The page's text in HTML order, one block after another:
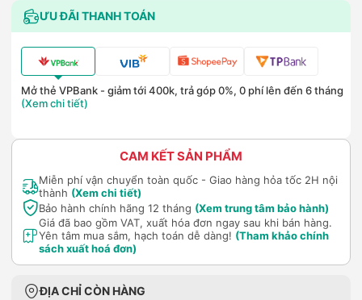
ƯU ĐÃI THANH TOÁN
Mở thẻ VPBank - giảm tới 400k, trả góp 0%, 0 phí lên đến 6 tháng
(Xem chi tiết)
CAM KẾT SẢN PHẨM
Miễn phí vận chuyển toàn quốc - Giao hàng hỏa tốc 2H nội
thành (Xem chi tiết)
Bảo hành chính hãng 12 tháng (Xem trung tâm bảo hành)
Giá đã bao gồm VAT, xuất hóa đơn ngay sau khi bán hàng.
Yên tâm mua sắm, hạch toán dễ dàng! (Tham khảo chính
sách xuất hoá đơn)
ĐỊA CHỈ CÒN HÀNG